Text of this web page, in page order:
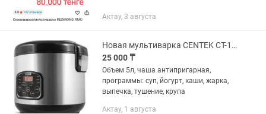
Актау, 3 августа
Новая мультиварка CENTEK CT-1490 серебристый, черный
25 000 ₸
Объем 5л, чаша антипригарная,
программы: суп, йогурт, каши, жарка,
выпечка, тушение, крупа
Актау, 1 августа